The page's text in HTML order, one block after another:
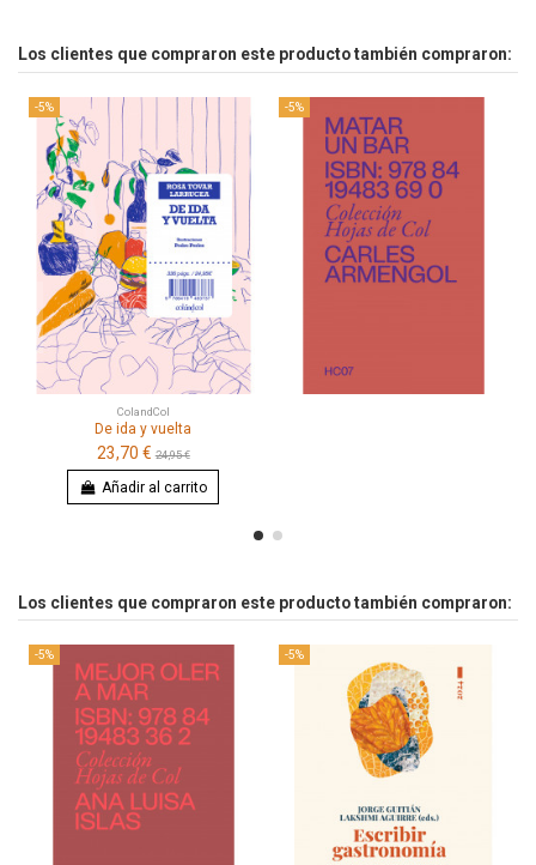
Los clientes que compraron este producto también compraron:
-5%
ColandCol
De ida y vuelta
23,70 €24,95 €
Añadir al carrito
-5%
Los clientes que compraron este producto también compraron:
-5% -5%